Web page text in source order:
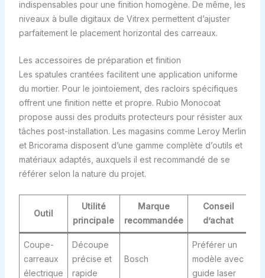
indispensables pour une finition homogène. De même, les
niveaux à bulle digitaux de Vitrex permettent d’ajuster
parfaitement le placement horizontal des carreaux.
Les accessoires de préparation et finition
Les spatules crantées facilitent une application uniforme
du mortier. Pour le jointoiement, des racloirs spécifiques
offrent une finition nette et propre. Rubio Monocoat
propose aussi des produits protecteurs pour résister aux
tâches post-installation. Les magasins comme Leroy Merlin
et Bricorama disposent d’une gamme complète d’outils et
matériaux adaptés, auxquels il est recommandé de se
référer selon la nature du projet.
Outil
Utilité
principale
Marque
recommandée
Conseil
d’achat
Coupe-
carreaux
électrique
Découpe
précise et
rapide
Bosch
Préférer un
modèle avec
guide laser